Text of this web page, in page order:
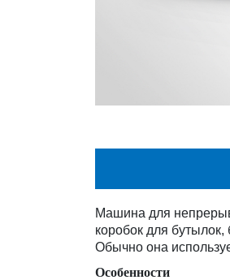
Машина для
коробок для
Обычно она
Особенности